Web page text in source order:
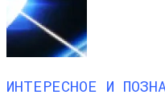
ИНТЕРЕСНОЕ И